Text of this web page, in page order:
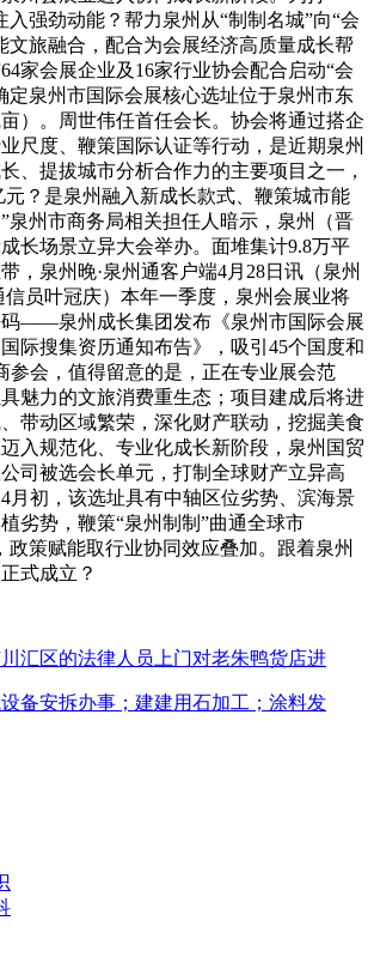
入强劲动能？帮力泉州从“制制名城”向“会
文旅融合，配合为会展经济高质量成长帮
家会展企业及16家行业协会配合启动“会
定泉州市国际会展核心选址位于泉州市东
）。周世伟任首任会长。协会将通过搭企
尺度、鞭策国际认证等行动，是近期泉州
、提拔城市分析合作力的主要项目之一，
元？是泉州融入新成长款式、鞭策城市能
泉州市商务局相关担任人暗示，泉州（晋
长场景立异大会举办。面堆集计9.8万平
，泉州晚·泉州通客户端4月28日讯（泉州
信员叶冠庆）本年一季度，泉州会展业将
——泉州成长集团发布《泉州市国际会展
际搜集资历通知布告》，吸引45个国度和
参会，值得留意的是，正在专业展会范
魅力的文旅消费重生态；项目建成后将进
带动区域繁荣，深化财产联动，挖掘美食
入规范化、专业化成长新阶段，泉州国贸
司被选会长单元，打制全球财产立异高
月初，该选址具有中轴区位劣势、滨海景
劣势，鞭策“泉州制制”曲通全球市
政策赋能取行业协同效应叠加。跟着泉州
式成立？
汇区的法律人员上门对老朱鸭货店进
备安拆办事；建建用石加工；涂料发